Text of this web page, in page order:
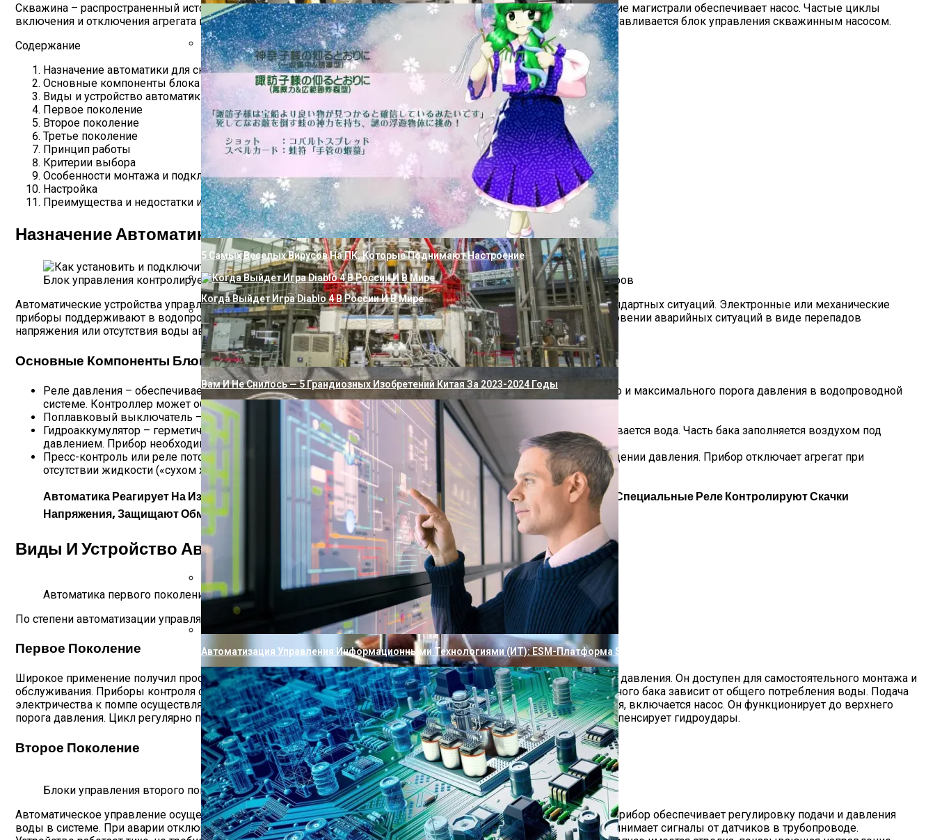
Как Избавиться От Извести В Воде Из Скважины
Как Подключить Насосную Станцию К Скважине Своими Руками
Почему Вода Из Скважины Желтеет После Нескольких Часов
Технологический Шедевр: Планетарные Редукторы – Выбор И Мастерство Применения
Вам И Не Снилось — 5 Грандиозных Изобретений Китая За 2023-2024 Годы
Автоматизация Управления Информационными Технологиями (ИТ): ESM-Платформа SimpleOne
5 Самых Веселых Вирусов На ПК, Которые Поднимают Настроение
Когда Выйдет Игра Diablo 4 В России И В Мире
Скважина – распространенный источник водоснабжения частных домов. Подъем жидкости с глубины и наполнение магистрали обеспечивает насос. Частые циклы
включения и отключения агрегата приводят к износу деталей. Для организации безопасного режима работы устанавливается блок управления скважинным насосом.
Содержание
Назначение автоматики для скважины
Основные компоненты блока управления:
Виды и устройство автоматики
Первое поколение
Второе поколение
Третье поколение
Принцип работы
Критерии выбора
Особенности монтажа и подключения
Настройка
Преимущества и недостатки использования автоматики
Назначение Автоматики Для Скважины
Блок управления контролирует циклы включения и выключения насоса, защищает от перегрева и гидроударов
Автоматические устройства управления погружными насосами служат для контроля их работы и защиты от нестандартных ситуаций. Электронные или механические
приборы поддерживают в водопроводной сети параметры давления, выставленные потребителем. При возникновении аварийных ситуаций в виде перепадов
напряжения или отсутствия воды автоматика предотвращает поломку дорогостоящего агрегата.
Основные Компоненты Блока Управления:
Реле давления – обеспечивает включение и выключение насоса в соответствии с настройкой минимального и максимального порога давления в водопроводной
системе. Контроллер может оборудоваться манометром и датчиком «сухого хода».
Поплавковый выключатель – устанавливается на насос, применяется для контроля уровня жидкости.
Гидроаккумулятор – герметичная металлическая емкость с эластичной мембраной внутри, в которую закачивается вода. Часть бака заполняется воздухом под
давлением. Прибор необходим для поддержания стабильного напора.
Пресс-контроль или реле потока – устройство имеет обратный клапан, служит для включения насоса при падении давления. Прибор отключает агрегат при
отсутствии жидкости («сухом ходе»). Используется в системе без гидроаккумулятора.
Автоматика Реагирует На Изменение Физических Показателей Жидкости: Давление, Скорость Потока. Специальные Реле Контролируют Скачки
Напряжения, Защищают Обмотки Двигателя От Перегрева.
Виды И Устройство Автоматики
Автоматика первого поколения
По степени автоматизации управляющие блоки делят на три поколения.
Первое Поколение
Широкое применение получил простейший тип автоматики для скважинного насоса с гидроаккумулятором и реле давления. Он доступен для самостоятельного монтажа и
обслуживания. Приборы контроля совместимы с погружными и поверхностными агрегатами. Размер накопительного бака зависит от общего потребления воды. Подача
электричества к помпе осуществляется через реле давления. При падении напора в системе контакты замыкаются, включается насос. Он функционирует до верхнего
порога давления. Цикл регулярно повторяется. Гидроаккумулятор сокращает количество включений агрегата, компенсирует гидроудары.
Второе Поколение
Блоки управления второго поколения
Автоматическое управление осуществляется блоком с набором датчиков. Его основой является пресс-контроль. Прибор обеспечивает регулировку подачи и давления
воды в системе. При аварии отключает насос, выполняет автоматический перезапуск. Электронный регулятор принимает сигналы от датчиков в трубопроводе.